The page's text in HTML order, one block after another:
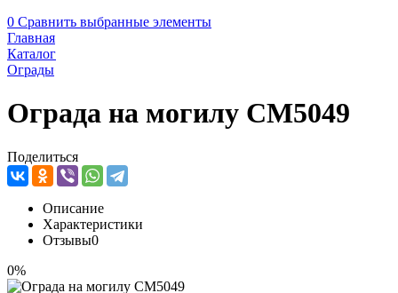
0 Сравнить выбранные элементы
Главная
Каталог
Ограды
Ограда на могилу CM5049
Поделиться
Описание
Характеристики
Отзывы0
0%